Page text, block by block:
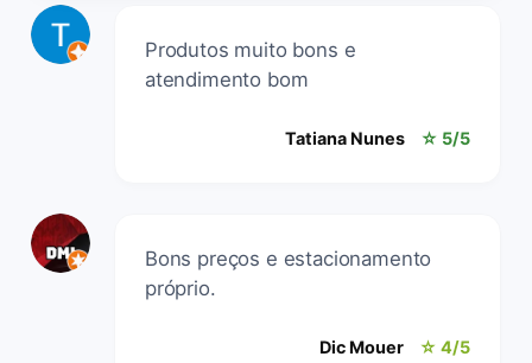
Produtos muito bons e
atendimento bom
Tatiana Nunes ☆ 5/5
Bons preços e estacionamento
próprio.
Dic Mouer ☆ 4/5